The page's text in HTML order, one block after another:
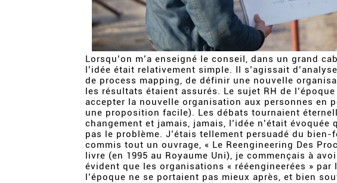
Lorsqu’on m’a enseigné le conseil, dans un grand
l’idée était relativement simple. Il s’agissait
de process mapping, de définir une nouvelle
les résultats étaient assurés. Le sujet RH de
accepter la nouvelle organisation aux personnes en
une proposition facile). Les débats tournaient
changement et jamais, jamais, l’idée n’était évoquée
pas le problème. J’étais tellement persuadé du bien-
commis tout un ouvrage, « Le Reengineering Des
livre (en 1995 au Royaume Uni), je commençais à
évident que les organisations « rééengineerées »
l’époque ne se portaient pas mieux après, et bien